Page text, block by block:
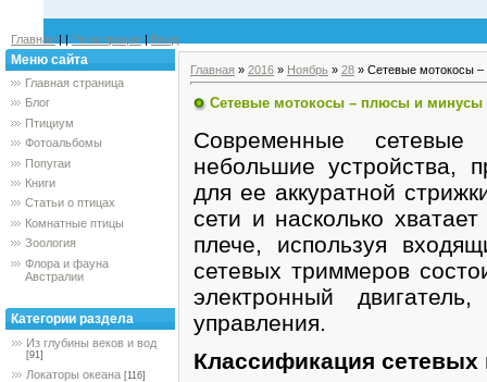
Главная | | Регистрация | Вход
Меню сайта
Главная страница
Блог
Птициум
Фотоальбомы
Попугаи
Книги
Статьи о птицах
Комнатные птицы
Зоология
Флора и фауна
Австралии
Категории раздела
Из глубины веков и вод
[91]
Локаторы океана [116]
Главная » 2016 » Ноябрь » 28 » Сетевые мотокосы
Сетевые мотокосы – плюсы и минусы
Современные сетевые
небольшие устройства,
для ее аккуратной
сети и насколько
плече, используя
сетевых триммеров
электронный
управления.
Классификация сетевых